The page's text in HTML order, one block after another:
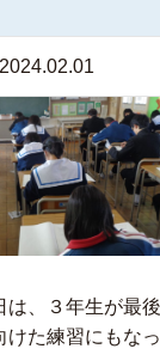
2024.02.01
は、３年生が最
けた練習にもな